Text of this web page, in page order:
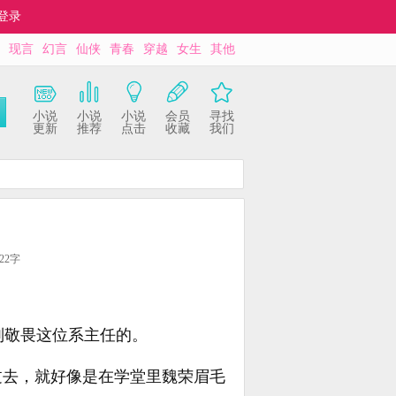
录
现言 幻言 仙侠 青春 穿越 女生 其他
小说
更新
小说
推荐
小说
点击
会员
收藏
寻找
我们
字
畏这位系主任的。
，就好像是在学堂里魏荣眉毛